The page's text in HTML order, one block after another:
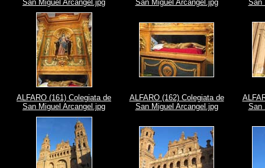
San Miguel Arcangel.jpg
San Miguel Arcangel.jpg
San
ALFARO (161) Colegiata de
San Miguel Arcangel.jpg
ALFARO (162) Colegiata de
San Miguel Arcangel.jpg
San